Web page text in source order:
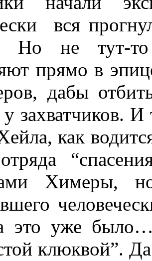
вся
Но не тут-то
прямо в
дабы
захватчиков. И
как
Химеры,
это уже
клюквой”.